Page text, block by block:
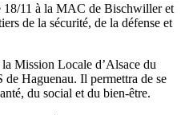
18/11 à la MAC de Bischwiller et
de la sécurité, de la défense et
Mission Locale d’Alsace du
Haguenau. Il permettra de se
du social et du bien-être.